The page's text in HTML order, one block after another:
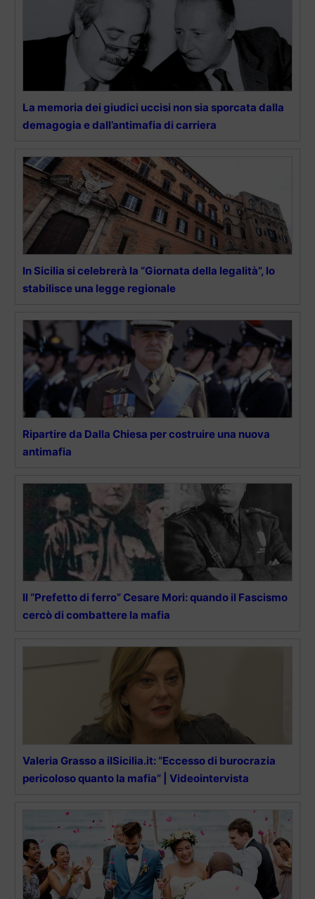
La memoria dei giudici uccisi non sia sporcata dalla
demagogia e dall’antimafia di carriera
In Sicilia si celebrerà la “Giornata della legalità”, lo
stabilisce una legge regionale
Ripartire da Dalla Chiesa per costruire una nuova
antimafia
Il “Prefetto di ferro” Cesare Mori: quando il Fascismo
cercò di combattere la mafia
Valeria Grasso a ilSicilia.it: “Eccesso di burocrazia
pericoloso quanto la mafia” | Videointervista